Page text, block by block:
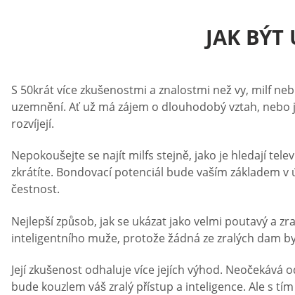
JAK BÝT
S 50krát více zkušenostmi a znalostmi než vy, milf
uzemnění. Ať už má zájem o dlouhodobý vztah,
rozvíjejí.
Nepokoušejte se najít milfs stejně, jako je hledají
zkrátíte. Bondovací potenciál bude vaším základem
čestnost.
Nejlepší způsob, jak se ukázat jako velmi poutavý a
inteligentního muže, protože žádná ze zralých dam
Její zkušenost odhaluje více jejích výhod.
bude kouzlem váš zralý přístup a inteligence. Ale s